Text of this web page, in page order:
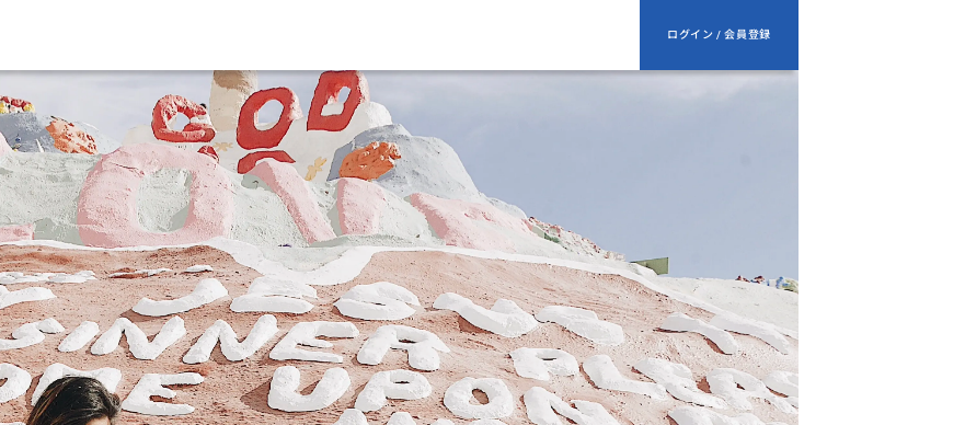
ログイン / 会員登録